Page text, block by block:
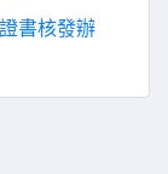
書核發辦